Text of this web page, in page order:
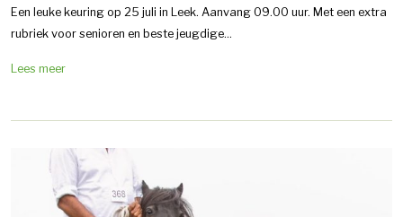
Een leuke keuring op 25 juli in Leek. Aanvang 09.00 uur. Met een extra
rubriek voor senioren en beste jeugdige...
Lees meer